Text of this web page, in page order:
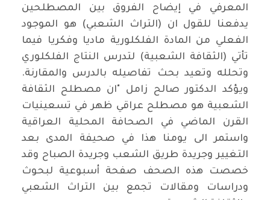
المعرفي في إيضاح الفروق بين المصطلحين
يدفعنا للقول ان (التراث الشعبي) هو الموجود
الفعلي من المادة الفلكلورية ماديا وفكريا فيما
تأتي (الثقافة الشعبية) لتدرس النتاج الفلكلوري
وتحلله وتعيد بحث تفاصيله بالدرس والمقارنة.
ويؤكد الدكتور صالح زامل "ان مصطلح الثقافة
الشعبية هو مصطلح عراقي ظهر في تسعينيات
القرن الماضي في الصحافة المحلية العراقية
واستمر الى يومنا هذا في صحيفة المدى بعد
التغيير وجريدة طريق الشعب وجريدة الصباح وقد
خصصت هذه الصحف صفحة أسبوعية لبحوث
ودراسات ومقالات تجمع بين التراث الشعبي